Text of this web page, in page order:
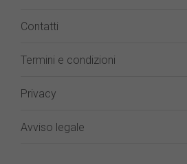
Contatti
Termini e condizioni
Privacy
Avviso legale